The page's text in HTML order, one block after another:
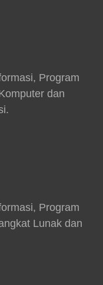
Program
dan
Program
Lunak dan